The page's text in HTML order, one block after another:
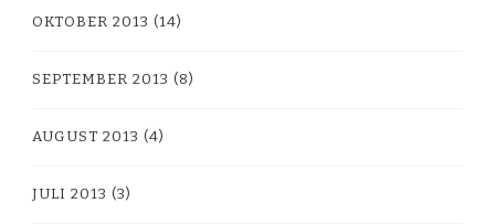
OKTOBER 2013 (14)
SEPTEMBER 2013 (8)
AUGUST 2013 (4)
JULI 2013 (3)